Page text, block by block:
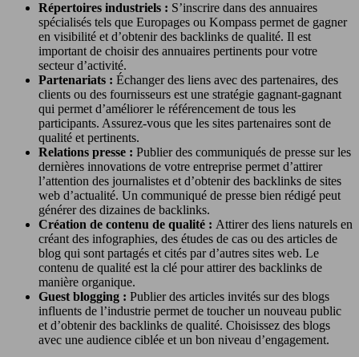
Répertoires industriels : S’inscrire dans des annuaires
spécialisés tels que Europages ou Kompass permet de gagner
en visibilité et d’obtenir des backlinks de qualité. Il est
important de choisir des annuaires pertinents pour votre
secteur d’activité.
Partenariats : Échanger des liens avec des partenaires, des
clients ou des fournisseurs est une stratégie gagnant-gagnant
qui permet d’améliorer le référencement de tous les
participants. Assurez-vous que les sites partenaires sont de
qualité et pertinents.
Relations presse : Publier des communiqués de presse sur les
dernières innovations de votre entreprise permet d’attirer
l’attention des journalistes et d’obtenir des backlinks de sites
web d’actualité. Un communiqué de presse bien rédigé peut
générer des dizaines de backlinks.
Création de contenu de qualité : Attirer des liens naturels en
créant des infographies, des études de cas ou des articles de
blog qui sont partagés et cités par d’autres sites web. Le
contenu de qualité est la clé pour attirer des backlinks de
manière organique.
Guest blogging : Publier des articles invités sur des blogs
influents de l’industrie permet de toucher un nouveau public
et d’obtenir des backlinks de qualité. Choisissez des blogs
avec une audience ciblée et un bon niveau d’engagement.